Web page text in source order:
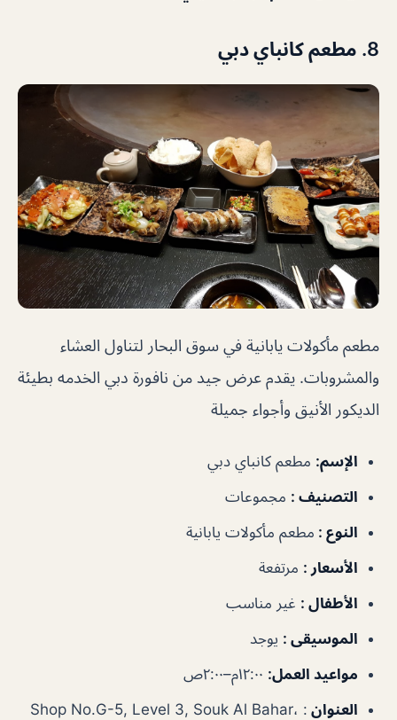
8. مطعم كانباي دبي
مطعم مأكولات يابانية في سوق البحار لتناول العشاء
والمشروبات. يقدم عرض جيد من نافورة دبي الخدمه بطيئة
الديكور الأنيق وأجواء جميلة
الإسم: مطعم كانباي دبي
التصنيف : مجموعات
النوع : مطعم مأكولات يابانية
الأسعار : مرتفعة
الأطفال : غير مناسب
الموسيقى : يوجد
مواعيد العمل:
العنوان
: Shop No.G-5, Level 3, Souk Al Bahar،